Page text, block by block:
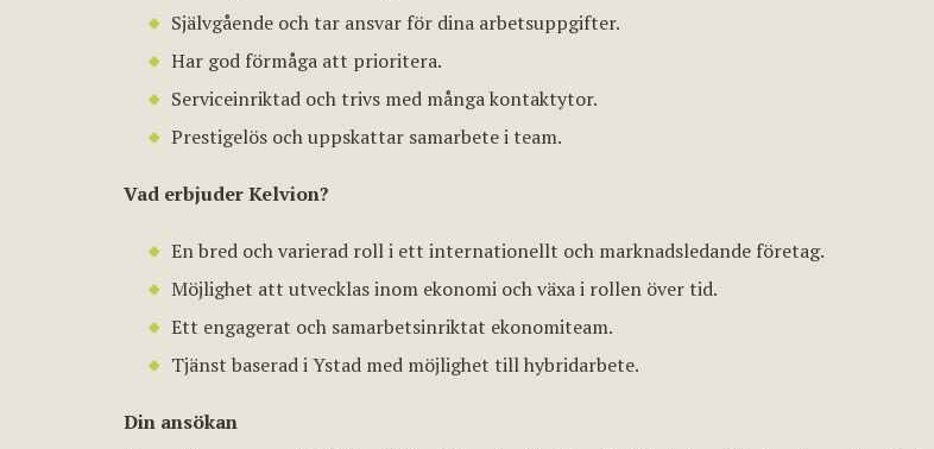
Självgående och tar ansvar för dina arbetsuppgifter.
Har god förmåga att prioritera.
Serviceinriktad och trivs med många kontaktytor.
Prestigelös och uppskattar samarbete i team.
Vad erbjuder Kelvion?
En bred och varierad roll i ett internationellt och marknadsledande företag.
Möjlighet att utvecklas inom ekonomi och växa i rollen över tid.
Ett engagerat och samarbetsinriktat ekonomiteam.
Tjänst baserad i Ystad med möjlighet till hybridarbete.
Din ansökan